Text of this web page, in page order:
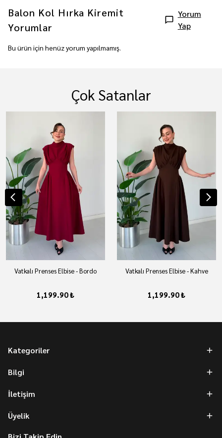
Balon Kol Hırka Kiremit
Yorumlar
Yorum
Yap
Bu ürün için henüz yorum yapılmamış.
Çok Satanlar
Vatkalı Prenses Elbise - Bordo
1,199.90 ₺
Vatkalı Prenses Elbise - Kahve
1,199.90 ₺
Kategoriler
Bilgi
İletişim
Üyelik